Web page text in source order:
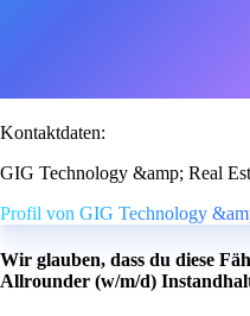
Kontaktdaten:
GIG Technology &amp; Real
Profil von GIG Technology
Wir glauben, dass du diese
Allrounder (w/m/d)